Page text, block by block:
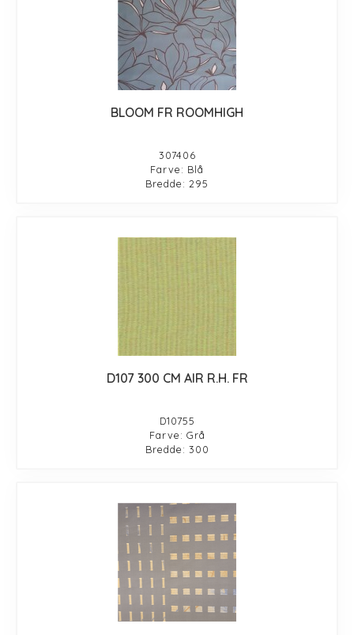
BLOOM FR ROOMHIGH
307406
Farve: Blå
Bredde: 295
D107 300 CM AIR R.H. FR
D10755
Farve: Grå
Bredde: 300